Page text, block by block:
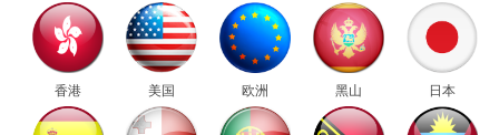
香港 美国 欧洲 黑山 日本